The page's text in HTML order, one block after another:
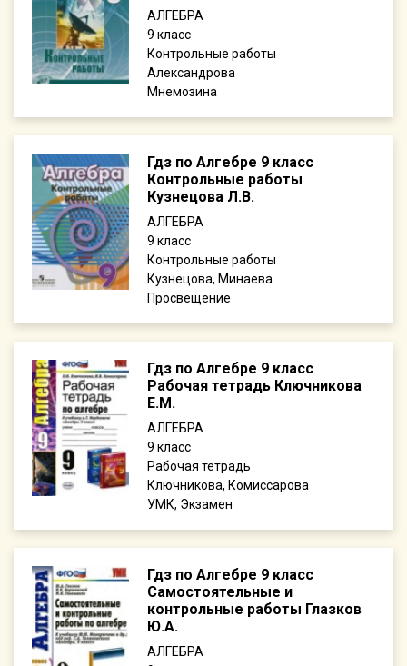
АЛГЕБРА
9
Контрольные работы
Александрова
Мнемозина
Гдз по Алгебре 9 класс
Контрольные работы
Кузнецова Л.В.
АЛГЕБРА
9
Контрольные работы
Кузнецова, Минаева
Просвещение
Гдз по Алгебре 9 класс
Рабочая тетрадь Ключникова
Е.М.
АЛГЕБРА
9
Рабочая тетрадь
Ключникова, Комиссарова
УМК, Экзамен
Гдз по Алгебре 9 класс
Самостоятельные и
контрольные работы Глазков
Ю.А.
АЛГЕБРА